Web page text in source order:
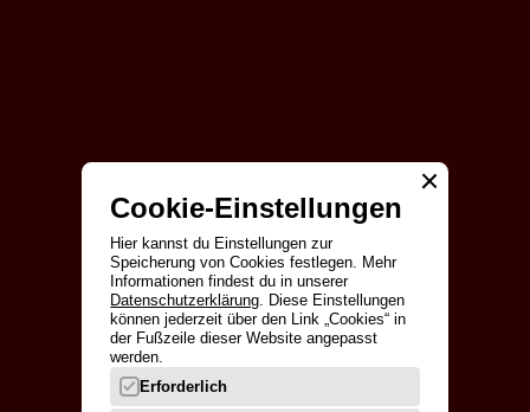
YouTube
SpotifyCookie-Einstellungen
Hier kannst du Einstellungen zur
Speicherung von Cookies festlegen. Mehr
Infor­mationen findest du in unserer
Datenschutz­erklärung. Diese Einstellungen
können jederzeit über den Link „Cookies“ in
der Fußzeile dieser Website angepasst
werden.
Erforderlich